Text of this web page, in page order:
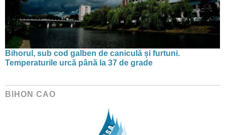
Bihorul, sub cod galben de caniculă și furtuni.
Temperaturile urcă până la 37 de grade
BIHON CAO